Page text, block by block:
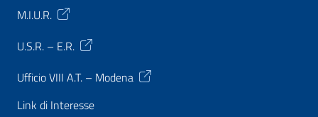
M.I.U.R.
U.S.R. – E.R.
Ufficio VIII A.T. – Modena
Link di Interesse